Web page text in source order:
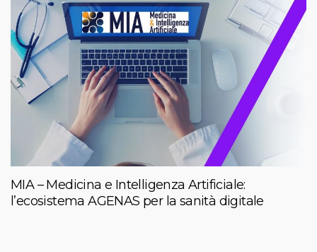
MIA – Medicina e Intelligenza Artificiale:
l’ecosistema AGENAS per la sanità digitale